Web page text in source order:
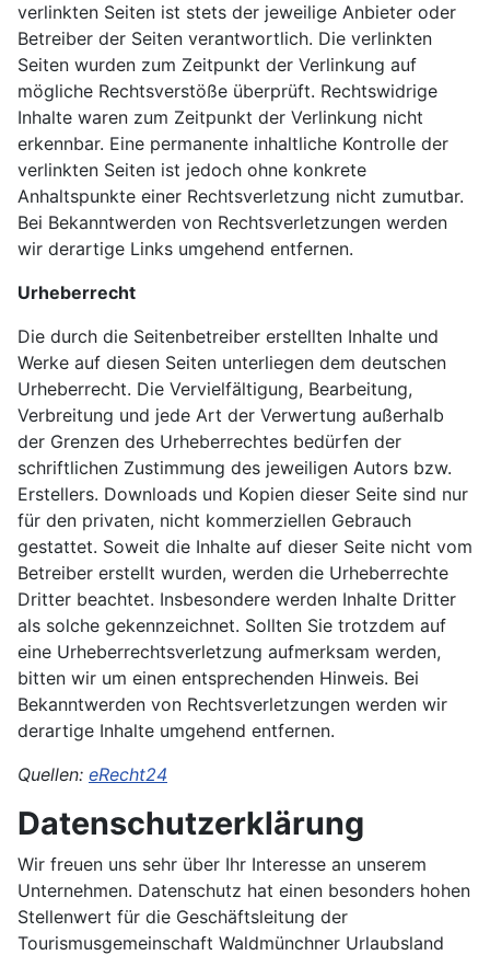
verlinkten Seiten ist stets der jeweilige Anbieter oder
Betreiber der Seiten verantwortlich. Die verlinkten
Seiten wurden zum Zeitpunkt der Verlinkung auf
mögliche Rechtsverstöße überprüft. Rechtswidrige
Inhalte waren zum Zeitpunkt der Verlinkung nicht
erkennbar. Eine permanente inhaltliche Kontrolle der
verlinkten Seiten ist jedoch ohne konkrete
Anhaltspunkte einer Rechtsverletzung nicht zumutbar.
Bei Bekanntwerden von Rechtsverletzungen werden
wir derartige Links umgehend entfernen.
Urheberrecht
Die durch die Seitenbetreiber erstellten Inhalte und
Werke auf diesen Seiten unterliegen dem deutschen
Urheberrecht. Die Vervielfältigung, Bearbeitung,
Verbreitung und jede Art der Verwertung außerhalb
der Grenzen des Urheberrechtes bedürfen der
schriftlichen Zustimmung des jeweiligen Autors bzw.
Erstellers. Downloads und Kopien dieser Seite sind nur
für den privaten, nicht kommerziellen Gebrauch
gestattet. Soweit die Inhalte auf dieser Seite nicht vom
Betreiber erstellt wurden, werden die Urheberrechte
Dritter beachtet. Insbesondere werden Inhalte Dritter
als solche gekennzeichnet. Sollten Sie trotzdem auf
eine Urheberrechtsverletzung aufmerksam werden,
bitten wir um einen entsprechenden Hinweis. Bei
Bekanntwerden von Rechtsverletzungen werden wir
derartige Inhalte umgehend entfernen.
Quellen: eRecht24
Datenschutzerklärung
Wir freuen uns sehr über Ihr Interesse an unserem
Unternehmen. Datenschutz hat einen besonders hohen
Stellenwert für die Geschäftsleitung der
Tourismusgemeinschaft Waldmünchner Urlaubsland